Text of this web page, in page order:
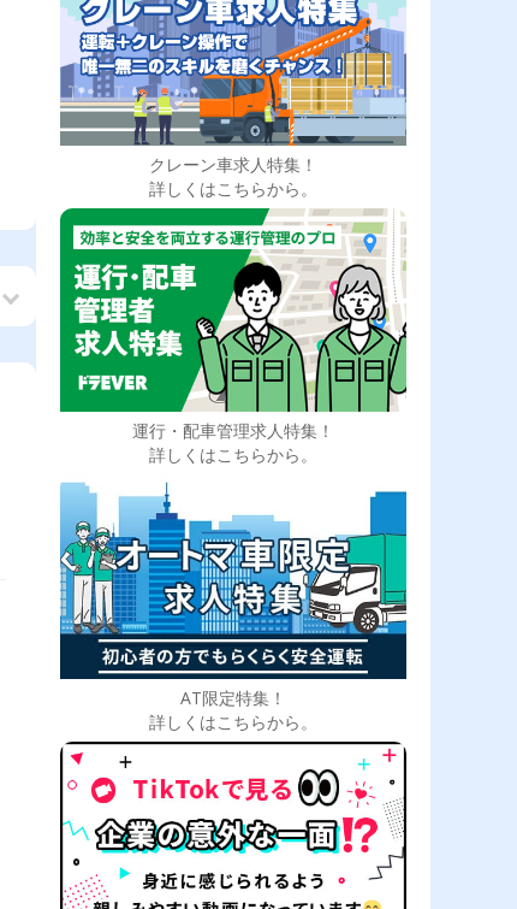
クレーン車求人特集！
詳しくはこちらから。
運行・配車管理求人特集！
詳しくはこちらから。
AT限定特集！
詳しくはこちらから。